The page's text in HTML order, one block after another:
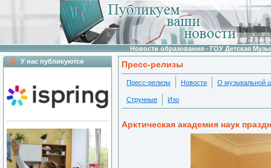
Новости образования - ГОУ Детская
У нас публикуются
Пресс-релизы
Пресс-релизы Новости О музыкальной
Струнные Изо
Арктическая академия наук